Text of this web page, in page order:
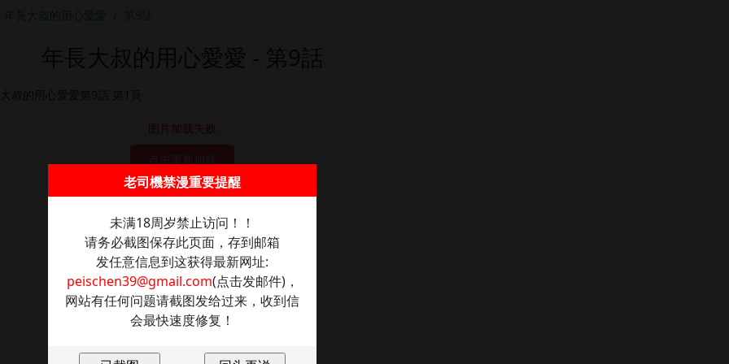
年長大叔的用心愛愛
图片加载失败
老司機禁漫重要提醒
未满18周岁禁止访问！！
请务必截图保存此页面，存到邮箱
发任意信息到这获得最新网址:
peischen39@gmail.com(点击发邮件)，
网站有任何问题请截图发给过来，收到信
会最快速度修复！